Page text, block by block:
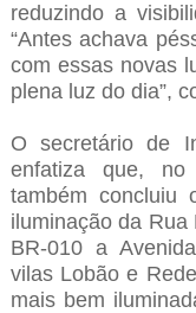
reduzindo a
“Antes achava
com essas novas
plena luz do dia”,
O secretário de
enfatiza que,
também concluiu
iluminação da
BR-010 a
vilas Lobão e
mais bem